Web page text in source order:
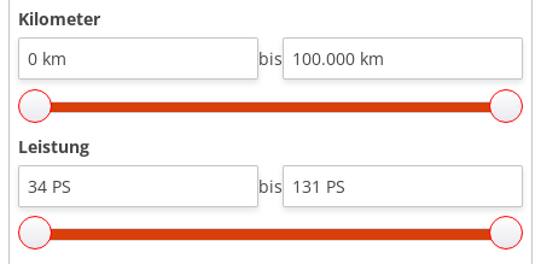
Kilometer
bis
Leistung
bis